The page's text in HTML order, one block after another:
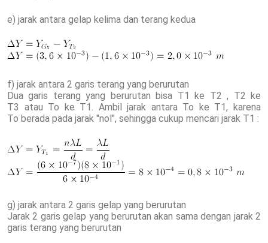
e) jarak antara gelap kelima dan terang kedua
f) jarak antara 2 garis terang yang berurutan
Dua garis terang yang berurutan bisa T1 ke T2 , T2 ke
T3 atau To ke T1. Ambil jarak antara To ke T1, karena
To berada pada jarak "nol", sehingga cukup mencari jarak T1 :
g) jarak antara 2 garis gelap yang berurutan
Jarak 2 garis gelap yang berurutan akan sama dengan jarak 2
garis terang yang berurutan